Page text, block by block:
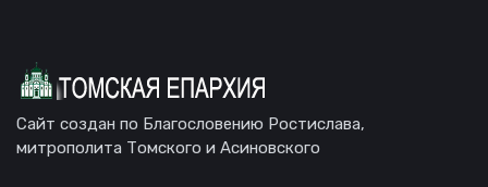
Сайт создан по Благословению Ростислава,
митрополита Томского и Асиновского